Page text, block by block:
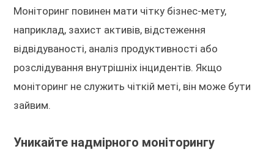
Моніторинг повинен мати чітку бізнес-мету,
наприклад, захист активів, відстеження
відвідуваності, аналіз продуктивності або
розслідування внутрішніх інцидентів. Якщо
моніторинг не служить чіткій меті, він може бути
зайвим.
Уникайте надмірного моніторингу